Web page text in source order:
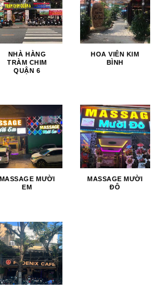
NHÀ HÀNG
TRÀM CHIM
QUẬN 6
HOA VIÊN KIM
BÌNH
MASSAGE MƯỜI
EM
MASSAGE MƯỜI
ĐÔ